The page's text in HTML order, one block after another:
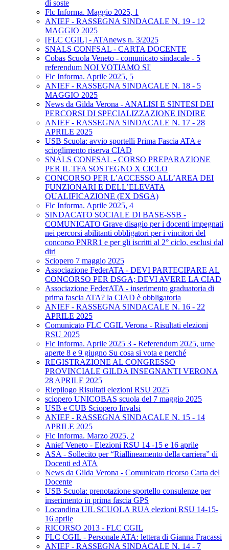
di soste
Flc Informa. Maggio 2025, 1
ANIEF - RASSEGNA SINDACALE N. 19 - 12
MAGGIO 2025
[FLC CGIL] - ATAnews n. 3/2025
SNALS CONFSAL - CARTA DOCENTE
Cobas Scuola Veneto - comunicato sindacale - 5
referendum NOI VOTIAMO SI'
Flc Informa. Aprile 2025, 5
ANIEF - RASSEGNA SINDACALE N. 18 - 5
MAGGIO 2025
News da Gilda Verona - ANALISI E SINTESI DEI
PERCORSI DI SPECIALIZZAZIONE INDIRE
ANIEF - RASSEGNA SINDACALE N. 17 - 28
APRILE 2025
USB Scuola: avvio sportelli Prima Fascia ATA e
scioglimento riserva CIAD
SNALS CONFSAL - CORSO PREPARAZIONE
PER IL TFA SOSTEGNO X CICLO
CONCORSO PER L’ACCESSO ALL’AREA DEI
FUNZIONARI E DELL’ELEVATA
QUALIFICAZIONE (EX DSGA)
Flc Informa. Aprile 2025, 4
SINDACATO SOCIALE DI BASE-SSB -
COMUNICATO Grave disagio per i docenti impegnati
nei percorsi abilitanti obbligatori per i vincitori del
concorso PNRR1 e per gli iscritti al 2° ciclo, esclusi dal
diri
Sciopero 7 maggio 2025
Associazione FederATA - DEVI PARTECIPARE AL
CONCORSO PER DSGA; DEVI AVERE LA CIAD
Associazione FederATA - inserimento graduatoria di
prima fascia ATA? la CIAD è obbligatoria
ANIEF - RASSEGNA SINDACALE N. 16 - 22
APRILE 2025
Comunicato FLC CGIL Verona - Risultati elezioni
RSU 2025
Flc Informa. Aprile 2025 3 - Referendum 2025, urne
aperte 8 e 9 giugno Su cosa si vota e perché
REGISTRAZIONE AL CONGRESSO
PROVINCIALE GILDA INSEGNANTI VERONA
28 APRILE 2025
Riepilogo Risultati elezioni RSU 2025
sciopero UNICOBAS scuola del 7 maggio 2025
USB e CUB Sciopero Invalsi
ANIEF - RASSEGNA SINDACALE N. 15 - 14
APRILE 2025
Flc Informa. Marzo 2025, 2
Anief Veneto - Elezioni RSU 14 -15 e 16 aprile
ASA - Sollecito per “Riallineamento della carriera” di
Docenti ed ATA
News da Gilda Verona - Comunicato ricorso Carta del
Docente
USB Scuola: prenotazione sportello consulenze per
inserimento in prima fascia GPS
Locandina UIL SCUOLA RUA elezioni RSU 14-15-
16 aprile
RICORSO 2013 - FLC CGIL
FLC CGIL - Personale ATA: lettera di Gianna Fracassi
ANIEF - RASSEGNA SINDACALE N. 14 - 7